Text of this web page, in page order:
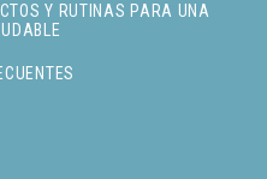
Y RUTINAS PARA UNA